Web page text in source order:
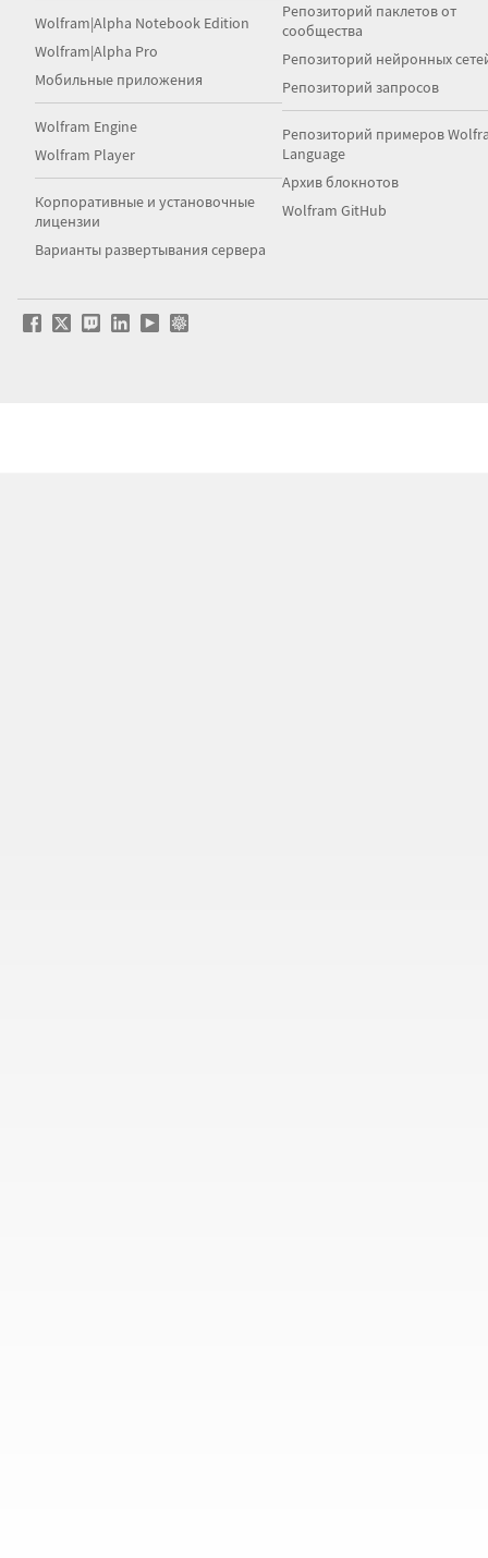
Wolfram|Alpha Notebook Edition
Wolfram|Alpha Pro
Мобильные приложения
Wolfram Engine
Wolfram Player
Корпоративные и установочные
лицензии
Варианты развертывания сервера
Репозиторий паклетов от
сообщества
Репозиторий нейронных
Репозиторий запросов
Репозиторий примеров
Language
Архив блокнотов
Wolfram GitHub